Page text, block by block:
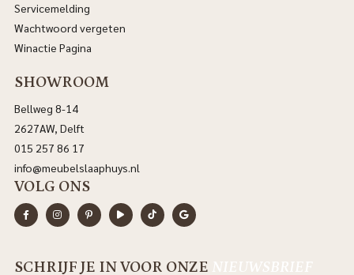
Servicemelding
Wachtwoord vergeten
Winactie Pagina
SHOWROOM
Bellweg 8-14
2627AW, Delft
015 257 86 17
info@meubelslaaphuys.nl
VOLG ONS
SCHRIJF JE IN VOOR ONZE NIEUWSBRIEF